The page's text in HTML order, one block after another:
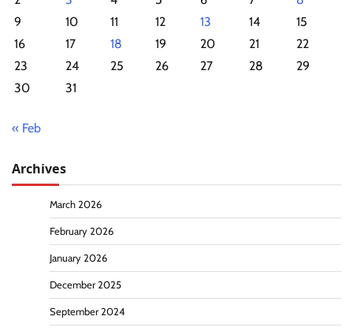
9
10 11 12 13 14
15
16
17 18 19 20 21
22
23
24 25 26 27 28
29
30
31
« Feb
Archives
March 2026
February 2026
January 2026
December 2025
September 2024